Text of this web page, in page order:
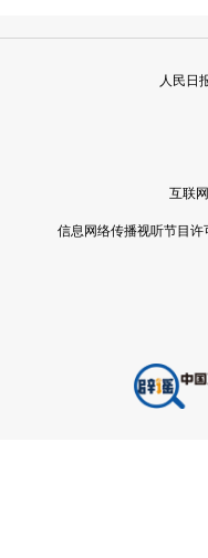
人民日
互联
信息网络传播视听节目许